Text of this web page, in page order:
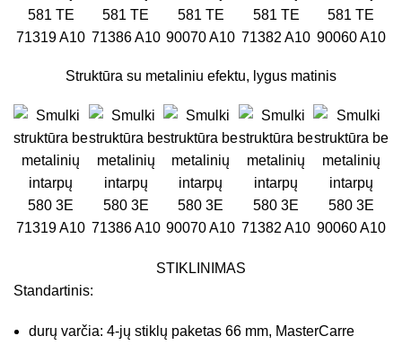
581 TE
71319 A10
581 TE
71386 A10
581 TE
90070 A10
581 TE
71382 A10
581 TE
90060 A10
Struktūra su metaliniu efektu, lygus matinis
580 3E
71319 A10
580 3E
71386 A10
580 3E
90070 A10
580 3E
71382 A10
580 3E
90060 A10
STIKLINIMAS
Standartinis:
durų varčia: 4-jų stiklų paketas 66 mm, MasterCarre